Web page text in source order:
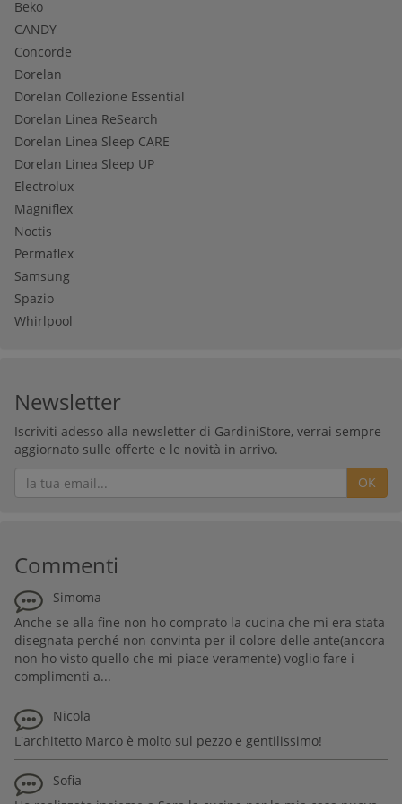
Beko
CANDY
Concorde
Dorelan
Dorelan Collezione Essential
Dorelan Linea ReSearch
Dorelan Linea Sleep CARE
Dorelan Linea Sleep UP
Electrolux
Magniflex
Noctis
Permaflex
Samsung
Spazio
Whirlpool
Newsletter
Iscriviti adesso alla newsletter di GardiniStore, verrai sempre
aggiornato sulle offerte e le novità in arrivo.
OK
Commenti
Simoma
Anche se alla fine non ho comprato la cucina che mi era stata
disegnata perché non convinta per il colore delle ante(ancora
non ho visto quello che mi piace veramente) voglio fare i
complimenti a...
Nicola
L'architetto Marco è molto sul pezzo e gentilissimo!
Sofia